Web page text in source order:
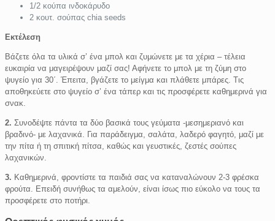
1/2 κούπα ινδοκάρυδο
2 κουτ. σούπας chia seeds
Εκτέλεση
Βάζετε όλα τα υλικά σ’ ένα μπολ και ζυμώνετε με τα χέρια – τέλεια
ευκαιρία να μαγειρέψουν μαζί σας! Αφήνετε το μπολ με τη ζύμη στο
ψυγείο για 30΄. Έπειτα, βγάζετε το μείγμα και πλάθετε μπάρες. Τις
αποθηκεύετε στο ψυγείο σ’ ένα τάπερ και τις προσφέρετε καθημερινά για
σνακ.
2. Συνοδέψτε πάντα τα δύο βασικά τους γεύματα -μεσημεριανό και
βραδινό- με λαχανικά. Για παράδειγμα, σαλάτα, λαδερό φαγητό, μαζί με
την πίτα ή τη σπιτική πίτσα, καθώς και γευστικές, ζεστές σούπες
λαχανικών.
3. Καθημερινά, φροντίστε τα παιδιά σας να καταναλώνουν 2-3 φρέσκα
φρούτα. Επειδή συνήθως τα αμελούν, είναι ίσως πιο εύκολο να τους τα
προσφέρετε στο ποτήρι.